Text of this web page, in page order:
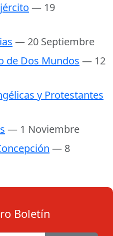
— 19
— 20 Septiembre
de Dos Mundos — 12
y Protestantes
— 1 Noviembre
— 8
Boletín